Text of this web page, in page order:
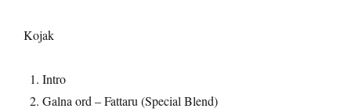
Kojak
Intro
Galna ord – Fattaru (Special Blend)